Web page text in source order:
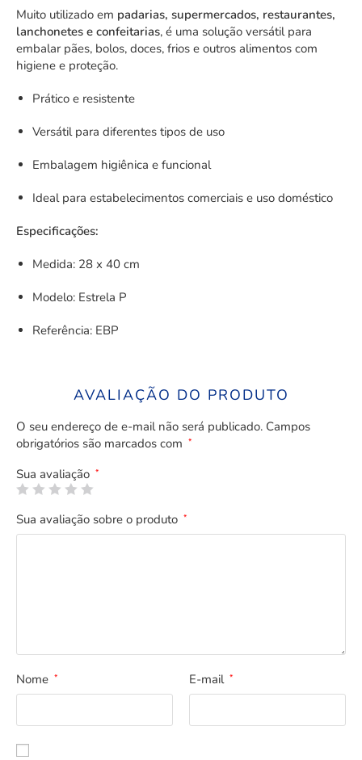
Muito utilizado em padarias, supermercados, restaurantes,
lanchonetes e confeitarias, é uma solução versátil para
embalar pães, bolos, doces, frios e outros alimentos com
higiene e proteção.
Prático e resistente
Versátil para diferentes tipos de uso
Embalagem higiênica e funcional
Ideal para estabelecimentos comerciais e uso doméstico
Especificações:
Medida: 28 x 40 cm
Modelo: Estrela P
Referência: EBP
AVALIAÇÃO DO PRODUTO
O seu endereço de e-mail não será publicado. Campos
obrigatórios são marcados com *
Sua avaliação *
Sua avaliação sobre o produto *
Nome * E-mail *